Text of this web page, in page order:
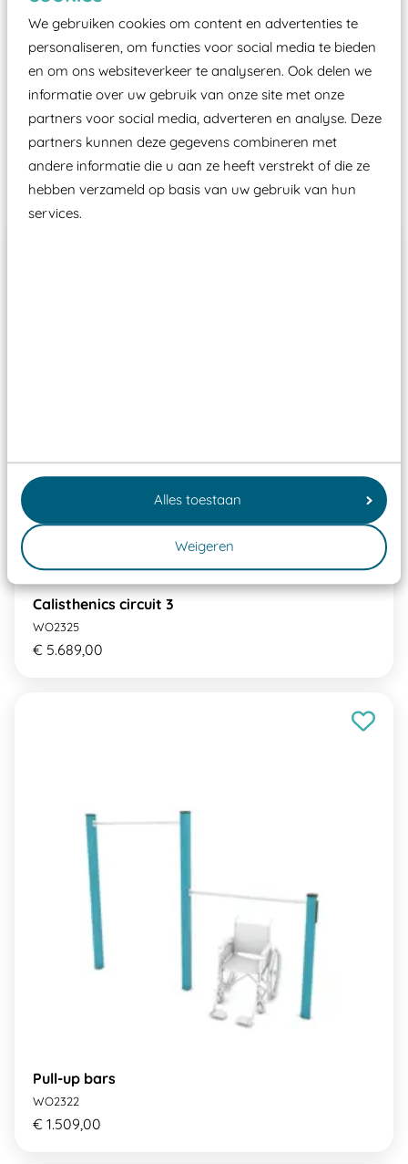
We gebruiken cookies om content en advertenties te
personaliseren, om functies voor social media te bieden
en om ons websiteverkeer te analyseren. Ook delen we
informatie over uw gebruik van onze site met onze
partners voor social media, adverteren en analyse. Deze
partners kunnen deze gegevens combineren met
andere informatie die u aan ze heeft verstrekt of die ze
hebben verzameld op basis van uw gebruik van hun
services.
Alles toestaan
Weigeren
aangewezen keuringsinstantie?
Wij ook speeltoestellen kunnen laten keuren zodat
ze toch binnen het Warenwetbesluit Attractie- en
Speeltoestellen vallen?
Past er goed bij
Calisthenics circuit 3
WO2325
€ 5.689,00
Pull-up bars
WO2322
€ 1.509,00